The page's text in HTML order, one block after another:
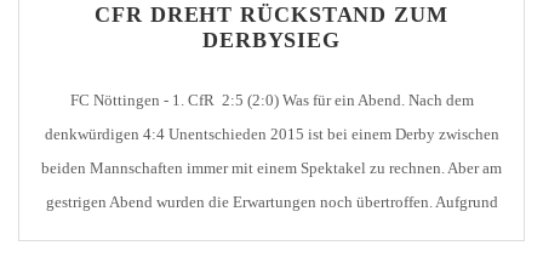
CFR DREHT RÜCKSTAND ZUM
DERBYSIEG
FC Nöttingen - 1. CfR 2:5 (2:0) Was für ein Abend. Nach dem
denkwürdigen 4:4 Unentschieden 2015 ist bei einem Derby zwischen
beiden Mannschaften immer mit einem Spektakel zu rechnen. Aber am
gestrigen Abend wurden die Erwartungen noch übertroffen. Aufgrund